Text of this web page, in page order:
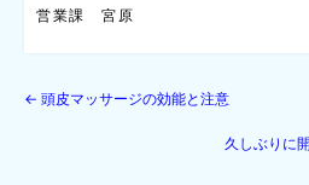
営業課 宮原
← 頭皮マッサージの効能と注意
久しぶりに